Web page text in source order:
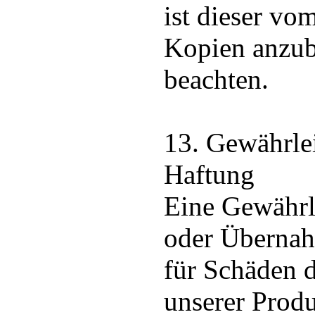
ist dieser
Kopien
beachten.
13.
Haftung
Eine
oder
für Schäden
unserer